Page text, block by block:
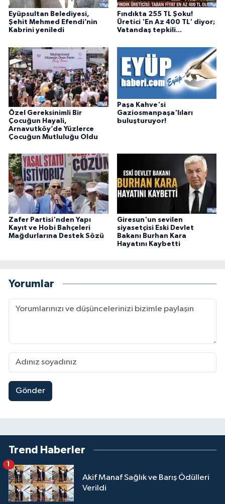
Eyüpsultan Belediyesi,
Şehit Mehmed Efendi’nin
Kabrini yeniledi
Fındıkta 255 TL Şoku!
Üretici 'En Az 400 TL' diyor;
Vatandaş tepkili...
Özel Gereksinimli Bir
Çocuğun Hayali,
Arnavutköy’de Yüzlerce
Çocuğun Mutluluğu Oldu
Paşa Kahve'si
Gaziosmanpaşa'lıları
buluşturuyor!
Zafer Partisi'nden Yapı
Kayıt ve Hobi Bahçeleri
Mağdurlarına Destek Sözü
Giresun'un sevilen
siyasetçisi Eski Devlet
Bakanı Burhan Kara
Hayatını Kaybetti
Yorumlar
Gönder
Trend Haberler
Akif Manaf Sağlık ve Barış Ödülleri
Verildi
1